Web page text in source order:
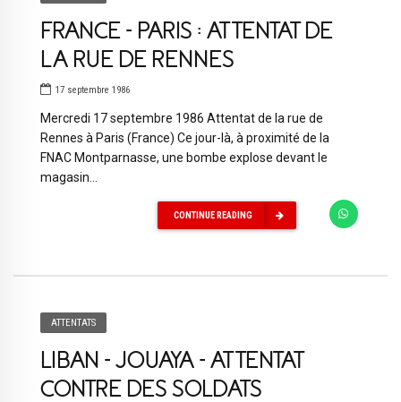
FRANCE – PARIS : ATTENTAT DE
LA RUE DE RENNES
17 septembre 1986
Mercredi 17 septembre 1986 Attentat de la rue de
Rennes à Paris (France) Ce jour-là, à proximité de la
FNAC Montparnasse, une bombe explose devant le
magasin...
CONTINUE READING
ATTENTATS
LIBAN – JOUAYA – ATTENTAT
CONTRE DES SOLDATS